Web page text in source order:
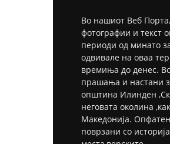
Во нашиот Веб
фотографии и текст
периоди од минато
одвивале на оваа
времиња до денес.
прашања и настани
општина Илинден
неговата околина
Македонија.
поврзани со